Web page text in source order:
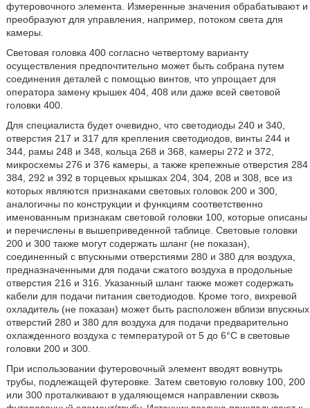
футеровочного элемента. Измеренные значения обрабатывают и
преобразуют для управления, например, потоком света для
камеры.
Световая головка 400 согласно четвертому варианту
осуществления предпочтительно может быть собрана путем
соединения деталей с помощью винтов, что упрощает для
оператора замену крышек 404, 408 или даже всей световой
головки 400.
Для специалиста будет очевидно, что светодиоды 240 и 340,
отверстия 217 и 317 для крепления светодиодов, винты 244 и
344, рамы 248 и 348, кольца 268 и 368, камеры 272 и 372,
микросхемы 276 и 376 камеры, а также крепежные отверстия 284
384, 292 и 392 в торцевых крышках 204, 304, 208 и 308, все из
которых являются признаками световых головок 200 и 300,
аналогичны по конструкции и функциям соответственно
именованным признакам световой головки 100, которые описаны
и перечислены в вышеприведенной таблице. Световые головки
200 и 300 также могут содержать шланг (не показан),
соединенный с впускными отверстиями 280 и 380 для воздуха,
предназначенными для подачи сжатого воздуха в продольные
отверстия 216 и 316. Указанный шланг также может содержать
кабели для подачи питания светодиодов. Кроме того, вихревой
охладитель (не показан) может быть расположен вблизи впускных
отверстий 280 и 380 для воздуха для подачи предварительно
охлажденного воздуха с температурой от 5 до 6°С в световые
головки 200 и 300.
При использовании футеровочный элемент вводят вовнутрь
трубы, подлежащей футеровке. Затем световую головку 100, 200
или 300 проталкивают в удаляющемся направлении сквозь